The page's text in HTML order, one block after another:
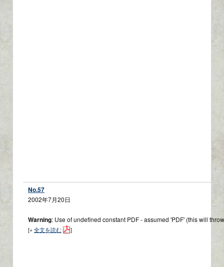
No.57
2002年7月20日
Warning: Use of undefined constant PDF - assumed 'PDF' (this will
[» 全文を読む ]